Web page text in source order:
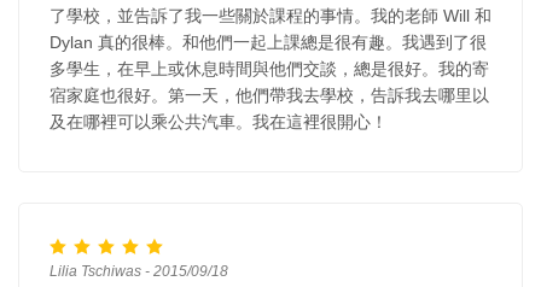
了學校，並告訴了我一些關於課程的事情。我的老師 Will 和
Dylan 真的很棒。和他們一起上課總是很有趣。我遇到了很
多學生，在早上或休息時間與他們交談，總是很好。我的寄
宿家庭也很好。第一天，他們帶我去學校，告訴我去哪里以
及在哪裡可以乘公共汽車。我在這裡很開心！
Lilia Tschiwas - 2015/09/18